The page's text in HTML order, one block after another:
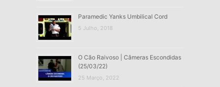
Paramedic Yanks Umbilical Cord
5 Julho, 2018
O Cão Raivoso | Câmeras Escondidas
(25/03/22)
25 Março, 2022